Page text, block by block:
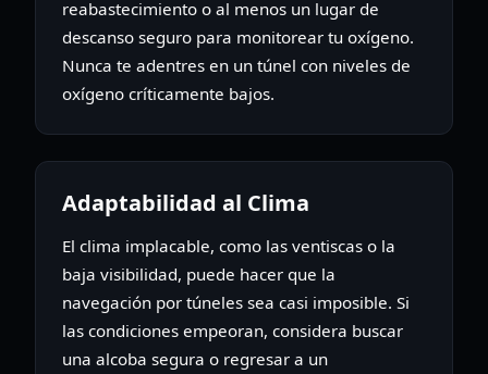
reabastecimiento o al menos un lugar de
descanso seguro para monitorear tu oxígeno.
Nunca te adentres en un túnel con niveles de
oxígeno críticamente bajos.
Adaptabilidad al Clima
El clima implacable, como las ventiscas o la
baja visibilidad, puede hacer que la
navegación por túneles sea casi imposible. Si
las condiciones empeoran, considera buscar
una alcoba segura o regresar a un